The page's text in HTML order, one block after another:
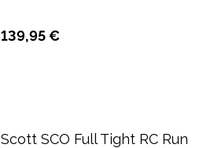
139,95 €
Scott SCO Full Tight RC Run